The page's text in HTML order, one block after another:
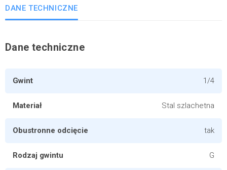
DANE TECHNICZNE
Dane techniczne
Gwint 1/4
Materiał Stal szlachetna
Obustronne odcięcie tak
Rodzaj gwintu G